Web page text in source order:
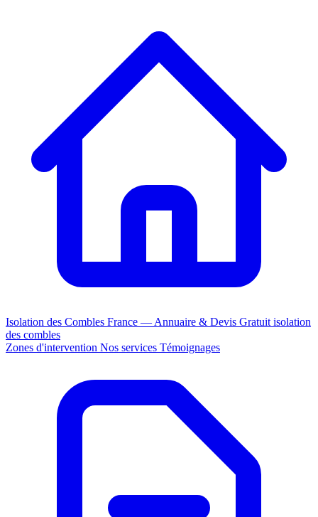
Isolation des Combles France — Annuaire & Devis Gratuit isolation
des combles
Zones d'intervention Nos services Témoignages